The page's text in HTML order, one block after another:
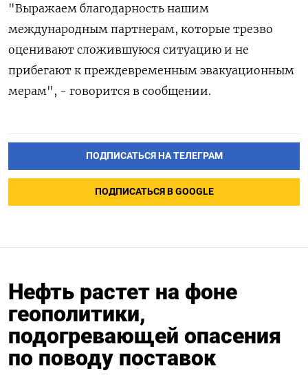
"Выражаем благодарность нашим
международным партнерам, которые трезво
оценивают сложившуюся ситуацию и не
прибегают к преждевременным эвакуационным
мерам", - говорится в сообщении.
ПОДПИСАТЬСЯ НА ТЕЛЕГРАМ
ПОДПИСАТЬСЯ В GOOGLE
Нефть растет на фоне
геополитики,
подогревающей опасения
по поводу поставок